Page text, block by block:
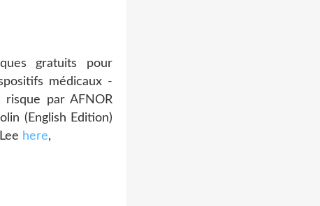
gratuits pour
médicaux -
par AFNOR
(English Edition)
here,